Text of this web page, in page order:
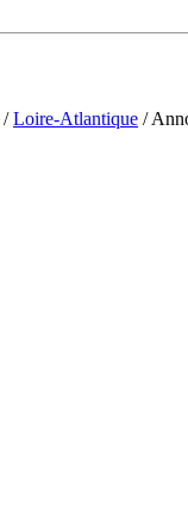
/Loire-Atlantique /